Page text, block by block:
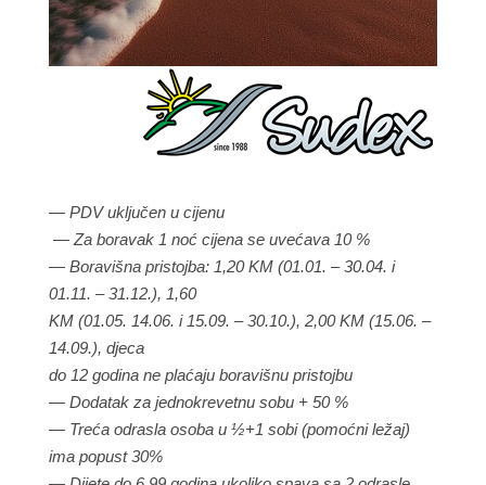
— PDV uključen u cijenu
— Za boravak 1 noć cijena se uvećava 10 %
— Boravišna pristojba: 1,20 KM (01.01. – 30.04. i
01.11. – 31.12.), 1,60
KM (01.05. 14.06. i 15.09. – 30.10.), 2,00 KM (15.06. –
14.09.), djeca
do 12 godina ne plaćaju boravišnu pristojbu
— Dodatak za jednokrevetnu sobu + 50 %
— Treća odrasla osoba u ½+1 sobi (pomoćni ležaj)
ima popust 30%